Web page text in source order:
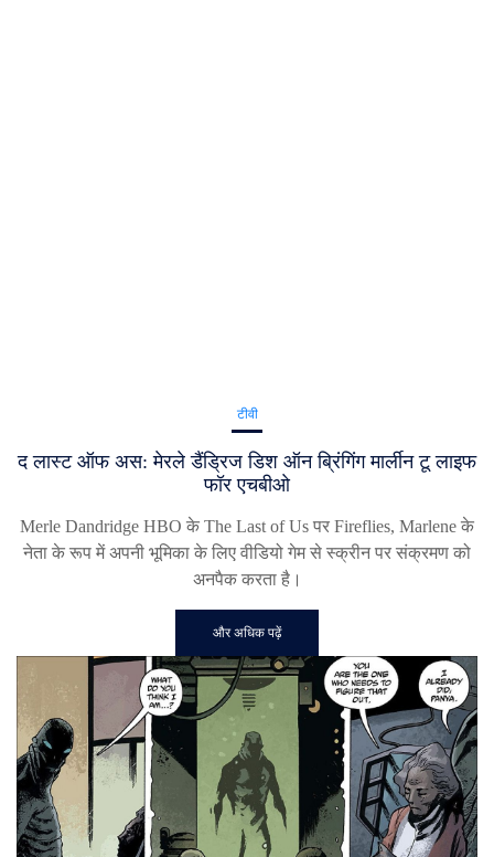
टीवी
द लास्ट ऑफ अस: मेरले डैंड्रिज डिश ऑन ब्रिंगिंग मार्लीन टू लाइफ
फॉर एचबीओ
Merle Dandridge HBO के The Last of Us पर Fireflies, Marlene के
नेता के रूप में अपनी भूमिका के लिए वीडियो गेम से स्क्रीन पर संक्रमण को
अनपैक करता है।
और अधिक पढ़ें